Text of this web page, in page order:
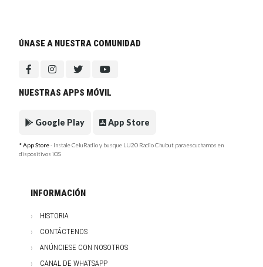
ÚNASE A NUESTRA COMUNIDAD
NUESTRAS APPS MÓVIL
Google Play App Store
* App Store- Instale CeluRadio y busque LU20 Radio Chubut para escucharnos en
dispositivos iOS
INFORMACIÓN
HISTORIA
CONTÁCTENOS
ANÚNCIESE CON NOSOTROS
CANAL DE WHATSAPP